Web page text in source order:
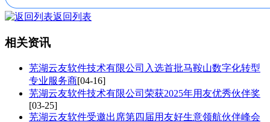
返回列表
相关资讯
芜湖云友软件技术有限公司入选首批马鞍山数字化转型
专业服务商[04-16]
芜湖云友软件技术有限公司荣获2025年用友优秀伙伴奖
[03-25]
芜湖云友软件受邀出席第四届用友好生意领航伙伴峰会